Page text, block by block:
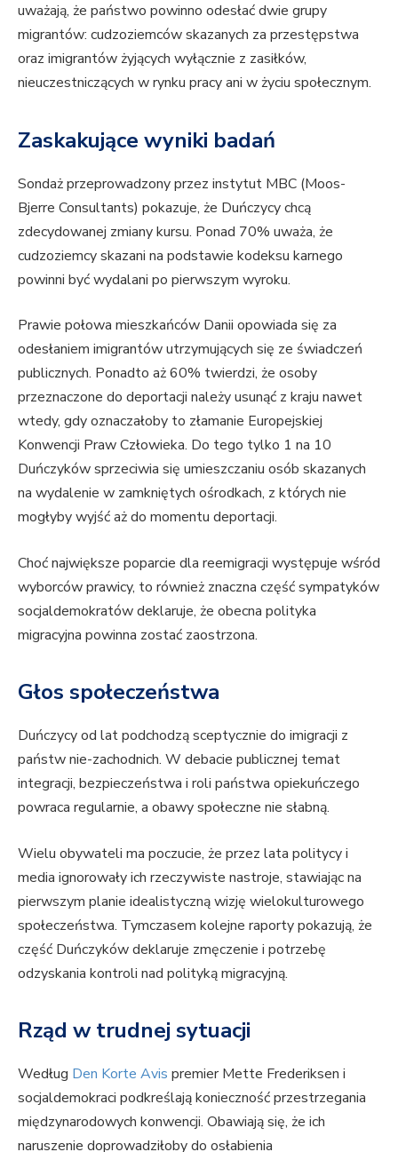
uważają, że państwo powinno odesłać dwie grupy
migrantów: cudzoziemców skazanych za przestępstwa
oraz imigrantów żyjących wyłącznie z zasiłków,
nieuczestniczących w rynku pracy ani w życiu społecznym.
Zaskakujące wyniki badań
Sondaż przeprowadzony przez instytut MBC (Moos-
Bjerre Consultants) pokazuje, że Duńczycy chcą
zdecydowanej zmiany kursu. Ponad 70% uważa, że
cudzoziemcy skazani na podstawie kodeksu karnego
powinni być wydalani po pierwszym wyroku.
Prawie połowa mieszkańców Danii opowiada się za
odesłaniem imigrantów utrzymujących się ze świadczeń
publicznych. Ponadto aż 60% twierdzi, że osoby
przeznaczone do deportacji należy usunąć z kraju nawet
wtedy, gdy oznaczałoby to złamanie Europejskiej
Konwencji Praw Człowieka. Do tego tylko 1 na 10
Duńczyków sprzeciwia się umieszczaniu osób skazanych
na wydalenie w zamkniętych ośrodkach, z których nie
mogłyby wyjść aż do momentu deportacji.
Choć największe poparcie dla reemigracji występuje wśród
wyborców prawicy, to również znaczna część sympatyków
socjaldemokratów deklaruje, że obecna polityka
migracyjna powinna zostać zaostrzona.
Głos społeczeństwa
Duńczycy od lat podchodzą sceptycznie do imigracji z
państw nie-zachodnich. W debacie publicznej temat
integracji, bezpieczeństwa i roli państwa opiekuńczego
powraca regularnie, a obawy społeczne nie słabną.
Wielu obywateli ma poczucie, że przez lata politycy i
media ignorowały ich rzeczywiste nastroje, stawiając na
pierwszym planie idealistyczną wizję wielokulturowego
społeczeństwa. Tymczasem kolejne raporty pokazują, że
część Duńczyków deklaruje zmęczenie i potrzebę
odzyskania kontroli nad polityką migracyjną.
Rząd w trudnej sytuacji
Według Den Korte Avis premier Mette Frederiksen i
socjaldemokraci podkreślają konieczność przestrzegania
międzynarodowych konwencji. Obawiają się, że ich
naruszenie doprowadziłoby do osłabienia